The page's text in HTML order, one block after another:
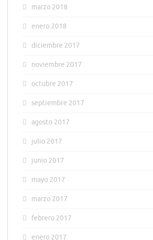
marzo 2018
enero 2018
diciembre 2017
noviembre 2017
octubre 2017
septiembre 2017
agosto 2017
julio 2017
junio 2017
mayo 2017
marzo 2017
febrero 2017
enero 2017